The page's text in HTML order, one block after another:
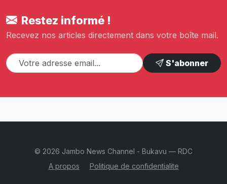
Restez informé !
Recevez nos articles directement dans votre boîte mail.
S'abonner
© 2026 Jambo News Channel - Bukavu — RDC
A propos
Politique de confidentialite